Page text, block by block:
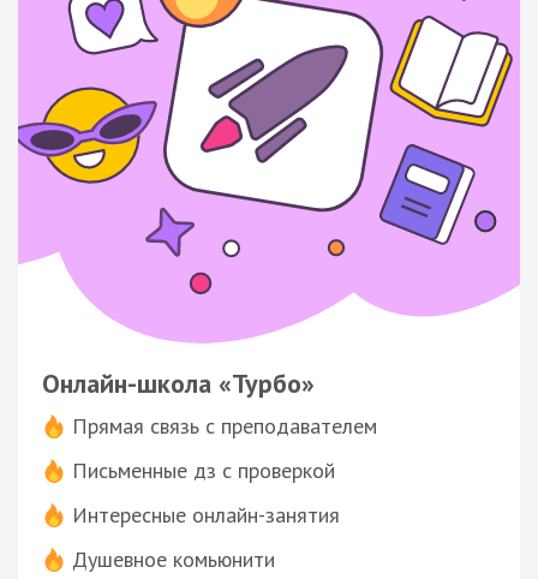
Онлайн-школа «Турбо»
Прямая связь с преподавателем
Письменные дз с проверкой
Интересные онлайн-занятия
Душевное комьюнити